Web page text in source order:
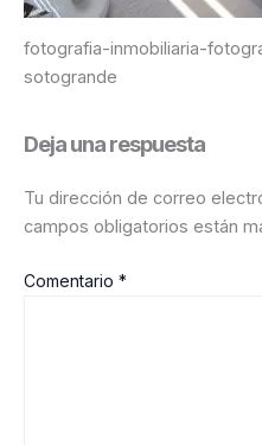
fotografia-inmobiliaria-
sotogrande
Deja una respuesta
Tu dirección de correo
campos obligatorios están
Comentario *